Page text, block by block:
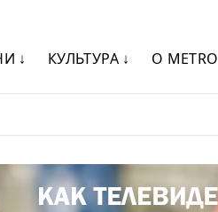
↓ КУЛЬТУРА ↓ О METRO